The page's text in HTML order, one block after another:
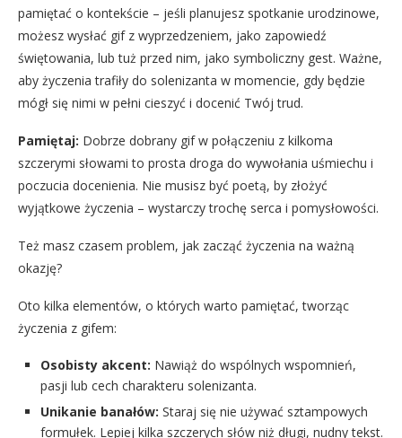
pamiętać o kontekście – jeśli planujesz spotkanie urodzinowe,
możesz wysłać gif z wyprzedzeniem, jako zapowiedź
świętowania, lub tuż przed nim, jako symboliczny gest. Ważne,
aby życzenia trafiły do solenizanta w momencie, gdy będzie
mógł się nimi w pełni cieszyć i docenić Twój trud.
Pamiętaj: Dobrze dobrany gif w połączeniu z kilkoma
szczerymi słowami to prosta droga do wywołania uśmiechu i
poczucia docenienia. Nie musisz być poetą, by złożyć
wyjątkowe życzenia – wystarczy trochę serca i pomysłowości.
Też masz czasem problem, jak zacząć życzenia na ważną
okazję?
Oto kilka elementów, o których warto pamiętać, tworząc
życzenia z gifem:
Osobisty akcent: Nawiąż do wspólnych wspomnień,
pasji lub cech charakteru solenizanta.
Unikanie banałów: Staraj się nie używać sztampowych
formułek. Lepiej kilka szczerych słów niż długi, nudny tekst.